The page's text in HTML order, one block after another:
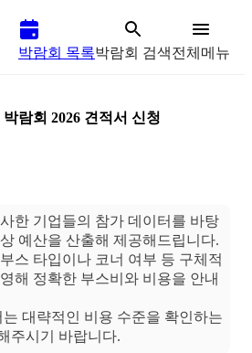
박람회 목록박람회 검색전체메뉴
람회 2026 견적서 신청
한 기업들의 참가 데이터를 바탕
예산을 산출해 제공해드립니다.
스 타입이나 코너 여부 등 구체적
해 정확한 부스비와 비용을 안내
대략적인 비용 수준을 확인하는